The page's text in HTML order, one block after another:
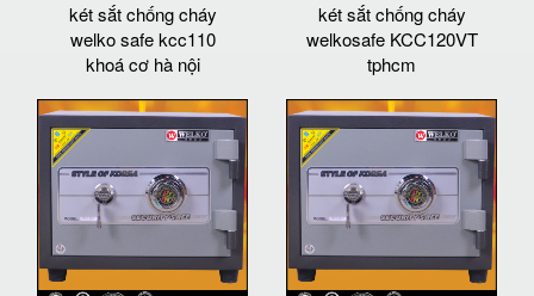
két sắt chống cháy
welko safe kcc110
khoá cơ hà nội
két sắt chống cháy
welkosafe KCC120VT
tphcm